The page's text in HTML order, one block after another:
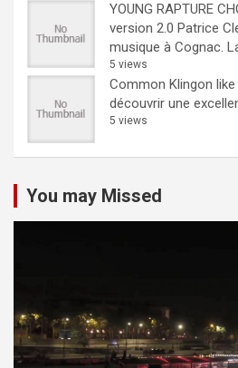
YOUNG RAPTURE
version 2.0 Patrice
musique à Cognac.
5 views
Common Klingon like
découvrir une
5 views
You may Missed